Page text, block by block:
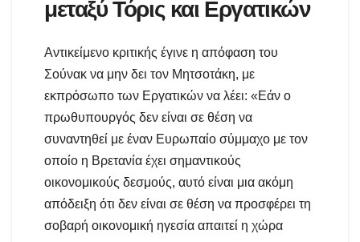
μεταξύ Τόρις και Εργατικών
Αντικείμενο κριτικής έγινε η απόφαση του
Σούνακ να μην δει τον Μητσοτάκη, με
εκπρόσωπο των Εργατικών να λέει: «Εάν ο
πρωθυπουργός δεν είναι σε θέση να
συναντηθεί με έναν Ευρωπαίο σύμμαχο με τον
οποίο η Βρετανία έχει σημαντικούς
οικονομικούς δεσμούς, αυτό είναι μια ακόμη
απόδειξη ότι δεν είναι σε θέση να προσφέρει τη
σοβαρή οικονομική ηγεσία απαιτεί η χώρα